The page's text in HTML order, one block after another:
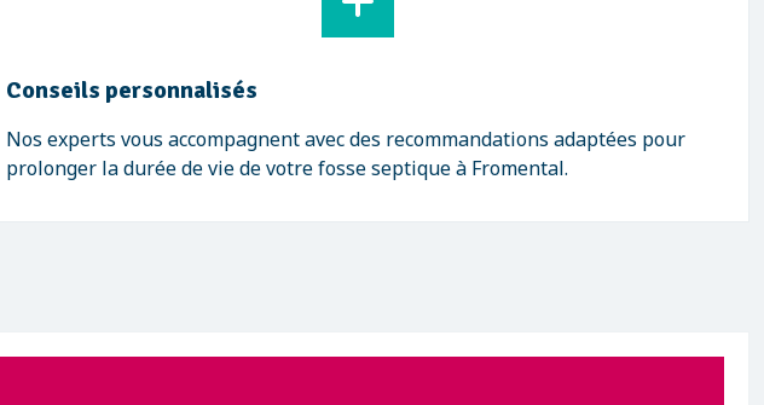
Conseils personnalisés
Nos experts vous accompagnent avec des recommandations adaptées pour
prolonger la durée de vie de votre fosse septique à Fromental.